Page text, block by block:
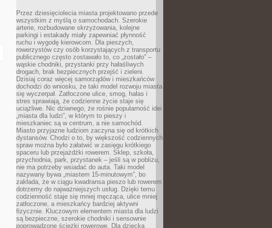
Przez dziesięciolecia miasta projektowano przede
wszystkim z myślą o samochodach. Szerokie
arterie, rozbudowane skrzyżowania, kolejne
parkingi i estakady miały zapewniać płynność
ruchu i wygodę kierowcom. Dla pieszych,
rowerzystów czy osób korzystających z transportu
publicznego często zostawało to, co „zostało” –
wąskie chodniki, przystanki przy hałaśliwych
drogach, brak bezpiecznych przejść i zieleni.
Dzisiaj coraz więcej samorządów i mieszkańców
dochodzi do wniosku, że taki model rozwoju miasta
się wyczerpał. Zatłoczone ulice, smog, hałas i
stres sprawiają, że codzienne życie staje się
uciążliwe. Nic dziwnego, że rośnie popularność idei
„miasta dla ludzi”, w którym to pieszy i
mieszkaniec są w centrum, a nie samochód.
Miasto przyjazne ludziom zaczyna się od krótkich
dystansów. Chodzi o to, by większość codziennych
spraw można było załatwić w zasięgu krótkiego
spaceru lub przejażdżki rowerem. Sklep, szkoła,
przychodnia, park, przystanek – jeśli są w pobliżu,
nie ma potrzeby wsiadać do auta. Taki model
nazywany bywa „miastem 15-minutowym”, bo
zakłada, że w ciągu kwadransa pieszo lub rowerem
dotrzemy do najważniejszych usług. Dzięki temu
codzienność staje się mniej męcząca, ulice mniej
zatłoczone, a mieszkańcy bardziej aktywni
fizycznie. Kluczowym elementem miasta dla ludzi
są bezpieczne, szerokie chodniki i sensownie
poprowadzone ścieżki rowerowe. Dla dziecka